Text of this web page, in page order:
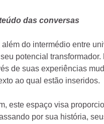
das conversas
além do intermédio entre
potencial
de suas experiências
ao qual estão inseridos.
este espaço visa
por sua história,